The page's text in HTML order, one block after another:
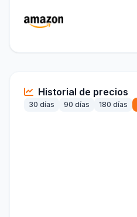
Historial de precios
30 días 90 días 180 días